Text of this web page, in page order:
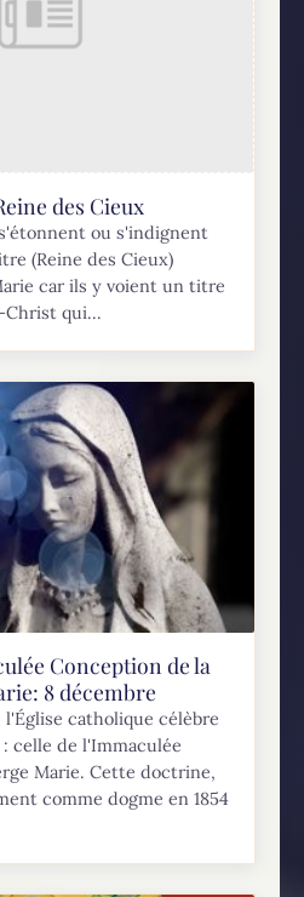
des Cieux
ou s'indignent
(Reine des Cieux)
car ils y voient un titre
Christ qui...
Conception de la
8 décembre
l'Église catholique célèbre
celle de l'Immaculée
Marie. Cette doctrine,
comme dogme en 1854